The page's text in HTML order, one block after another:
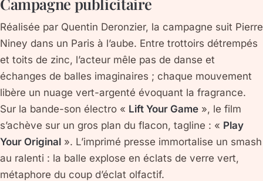
Réalisée par Quentin Deronzier, la campagne suit Pierre
Niney dans un Paris à l’aube. Entre trottoirs détrempés
et toits de zinc, l’acteur mêle pas de danse et
échanges de balles imaginaires ; chaque mouvement
libère un nuage vert-argenté évoquant la fragrance.
Sur la bande-son électro « Lift Your Game », le film
s’achève sur un gros plan du flacon, tagline : « Play
Your Original ». L’imprimé presse immortalise un smash
au ralenti : la balle explose en éclats de verre vert,
métaphore du coup d’éclat olfactif.